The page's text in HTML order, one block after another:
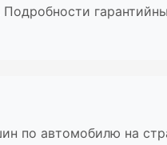
по автомобилю на